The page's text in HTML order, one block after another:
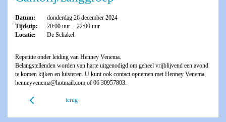
Datum:
donderdag 26 december 2024
Tijdstip:
20:00 uur - 22:00 uur
Locatie:
De Schakel
Repetitie onder leiding van Henney Venema.
Belangstellenden worden van harte uitgenodigd om geheel vrijblijvend een avond
te komen kijken en luisteren. U kunt ook contact opnemen met Henney Venema,
henneyvenema@hotmail.com of 06 30957803.
terug